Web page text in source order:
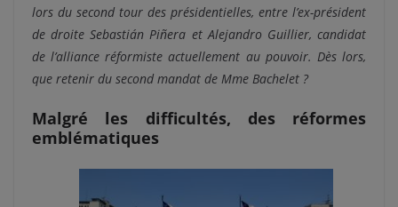
lors du second tour des présidentielles, entre l’ex-président
de droite Sebastián Piñera et Alejandro Guillier, candidat
de l’alliance réformiste actuellement au pouvoir. Dès lors,
que retenir du second mandat de Mme Bachelet ?
Malgré les difficultés, des réformes
emblématiques